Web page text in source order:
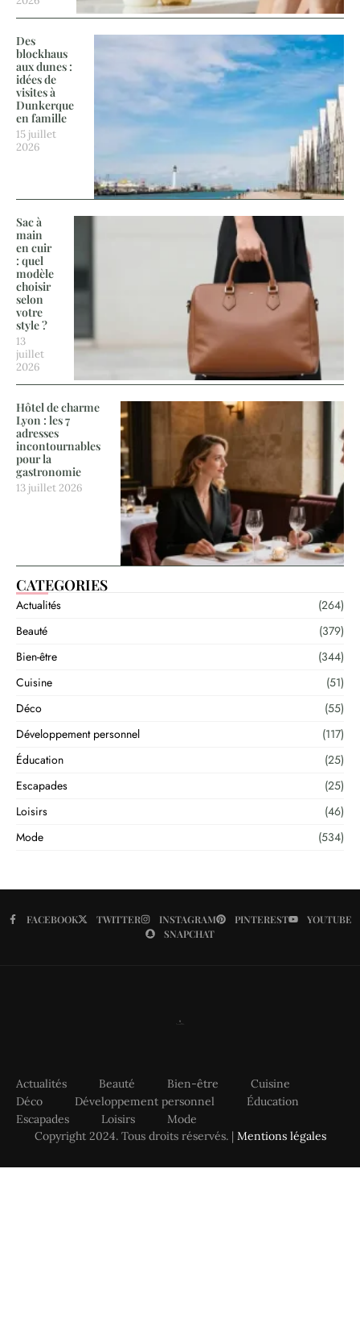
Des
blockhaus
aux dunes :
idées de
visites à
Dunkerque
en famille
15 juillet
2026
Sac à
main
en cuir
: quel
modèle
choisir
selon
votre
style ?
13
juillet
2026
Hôtel de charme
Lyon : les 7
adresses
incontournables
pour la
gastronomie
13 juillet 2026
CATEGORIES
Actualités
(264)
Beauté
(379)
Bien-être
(344)
Cuisine
(51)
Déco
(55)
Développement personnel
(117)
Éducation
(25)
Escapades
(25)
Loisirs
(46)
Mode
(534)
FACEBOOK TWITTER INSTAGRAM PINTEREST
YOUTUBE
SNAPCHAT
Actualités Beauté Bien-être
Cuisine
Déco
Développement personnel
Éducation
Escapades
Loisirs
Mode
Copyright 2024. Tous droits réservés. | Mentions légales